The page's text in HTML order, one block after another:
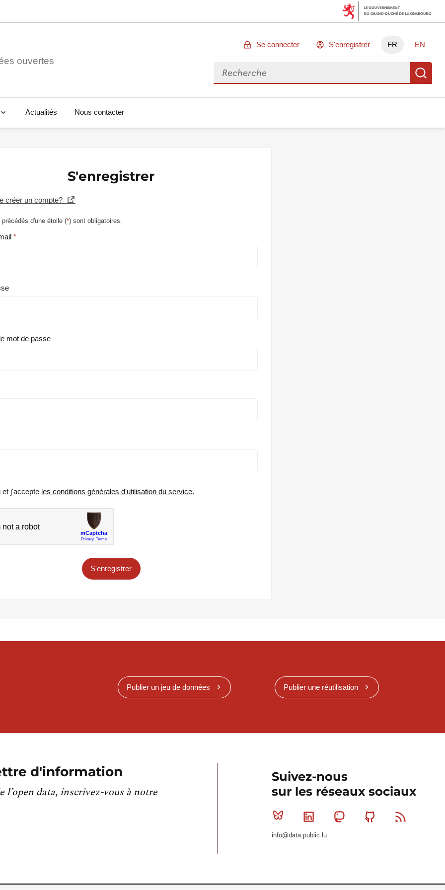
ouvertes
Se connecter S'enregistrer FR EN
Rechercher des données
Actualités Nous contacter
S'enregistrer
créer un compte?
d'une étoile (*) sont obligatoires.
mot de passe
et j'accepte les conditions générales d'utilisation du service.
S'enregistrer
Publier un jeu de données Publier une réutilisation
d'information
l’open data, inscrivez-vous à notre
Suivez-nous
sur les réseaux sociaux
Bluesky Linkedin MastodonGithub
info@data.public.lu